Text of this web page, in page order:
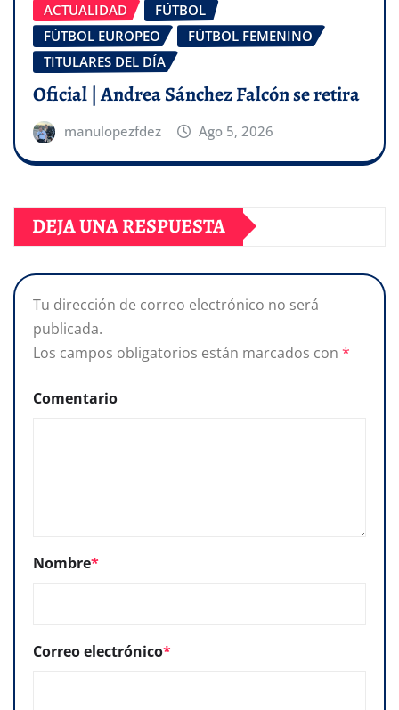
ACTUALIDAD
FÚTBOL
FÚTBOL EUROPEO
FÚTBOL FEMENINO
TITULARES DEL DÍA
Oficial | Andrea Sánchez Falcón se retira
manulopezfdez Ago 5, 2026
DEJA UNA RESPUESTA
Tu dirección de correo electrónico no será
publicada.
Los campos obligatorios están marcados con *
Comentario
Nombre*
Correo electrónico*